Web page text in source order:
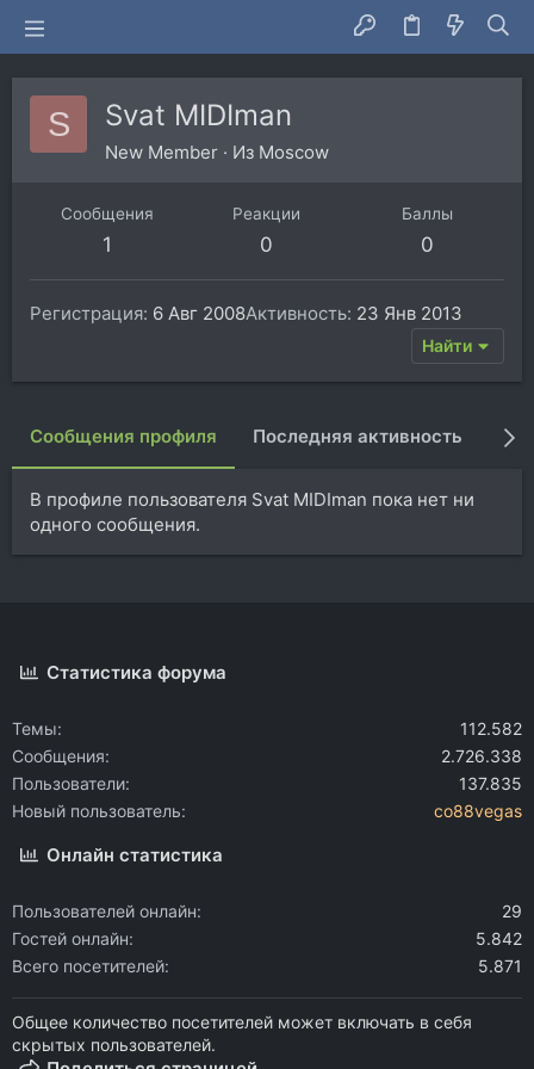
S Svat MIDIman
New Member · Из Moscow
Сообщения
1
Реакции
0
Баллы
0
Регистрация 6 Авг 2008Активность 23 Янв 2013
Найти
Сообщения профиля Последняя активность
В профиле пользователя Svat MIDIman пока нет ни
одного сообщения.
Статистика форума
Темы
112.582
Сообщения
2.726.338
Пользователи
137.835
Новый пользователь
co88vegas
Онлайн статистика
Пользователей онлайн
29
Гостей онлайн
5.842
Всего посетителей
5.871
Общее количество посетителей может включать в себя
скрытых пользователей.